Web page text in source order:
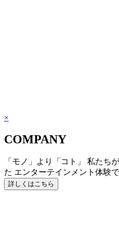
×
COMPANY
「モノ」より「コト」 私たち
た エンターテインメント体験で
詳しくはこちら